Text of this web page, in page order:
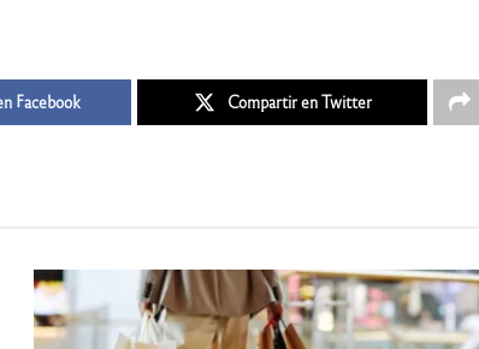
Facebook Compartir en Twitter